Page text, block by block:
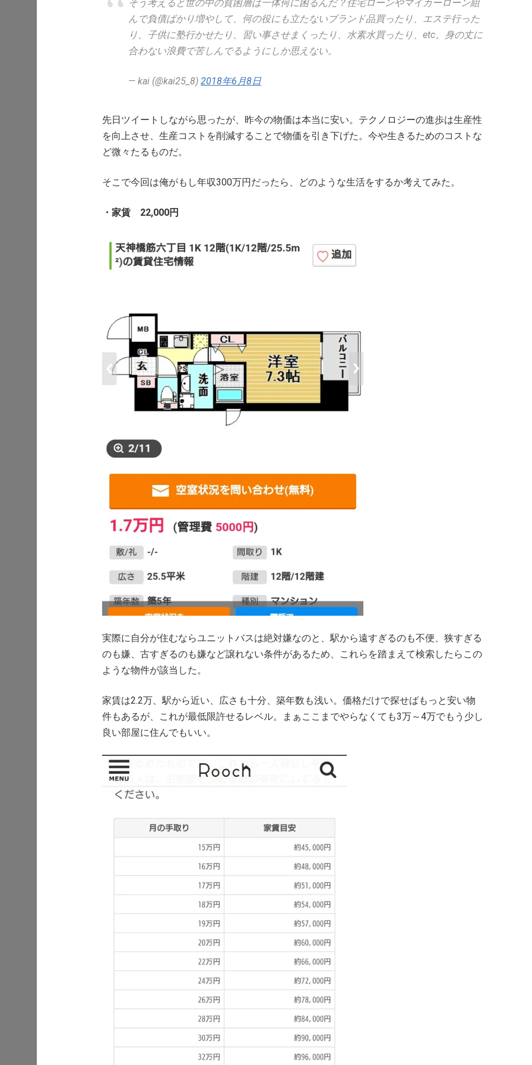
そう考えると世の中の貧困層は一体何に困るんだ？住宅ローンやマイカーローン組
んで負債ばかり増やして、何の役にも立たないブランド品買ったり、エステ行った
り、子供に塾行かせたり、習い事させまくったり、水素水買ったり、etc。身の丈に
合わない浪費で苦しんでるようにしか思えない。
— kai (@kai25_8) 2018年6月8日
先日ツイートしながら思ったが、昨今の物価は本当に安い。テクノロジーの進歩は生産性
を向上させ、生産コストを削減することで物価を引き下げた。今や生きるためのコストな
ど微々たるものだ。
そこで今回は俺がもし年収300万円だったら、どのような生活をするか考えてみた。
・家賃 22,000円
実際に自分が住むならユニットバスは絶対嫌なのと、駅から遠すぎるのも不便、狭すぎる
のも嫌、古すぎるのも嫌など譲れない条件があるため、これらを踏まえて検索したらこの
ような物件が該当した。
家賃は2.2万、駅から近い、広さも十分、築年数も浅い。価格だけで探せばもっと安い物
件もあるが、これが最低限許せるレベル。まぁここまでやらなくても3万～4万でもう少し
良い部屋に住んでもいい。